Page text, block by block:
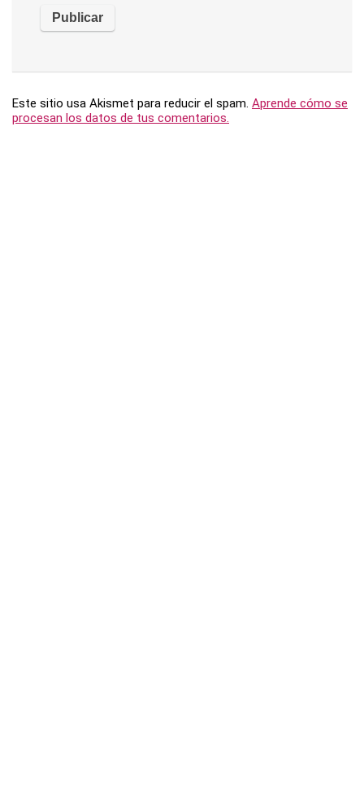
Este sitio usa Akismet para reducir el spam. Aprende cómo se
procesan los datos de tus comentarios.